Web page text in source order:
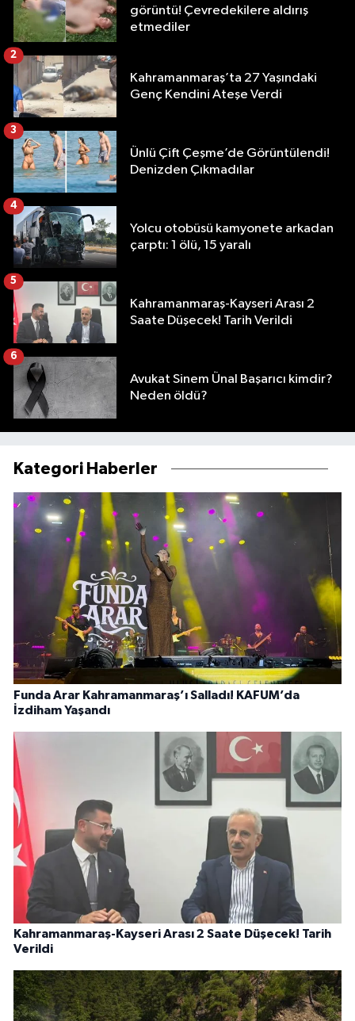
görüntü! Çevredekilere aldırış
etmediler
Kahramanmaraş’ta 27 Yaşındaki
Genç Kendini Ateşe Verdi
2
Ünlü Çift Çeşme’de Görüntülendi!
Denizden Çıkmadılar
3
Yolcu otobüsü kamyonete arkadan
çarptı: 1 ölü, 15 yaralı
4
Kahramanmaraş-Kayseri Arası 2
Saate Düşecek! Tarih Verildi
5
Avukat Sinem Ünal Başarıcı kimdir?
Neden öldü?
6
Kategori Haberler
Funda Arar Kahramanmaraş’ı Salladı! KAFUM’da
İzdiham Yaşandı
Kahramanmaraş-Kayseri Arası 2 Saate Düşecek! Tarih
Verildi